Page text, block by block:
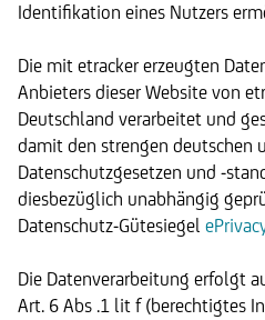
Identifikation eines Nutzers
Die mit etracker erzeugten
Anbieters dieser Website von
Deutschland verarbeitet und
damit den strengen deutschen
Datenschutzgesetzen und -
diesbezüglich unabhängig
Datenschutz-Gütesiegel
Die Datenverarbeitung erfolgt
Art. 6 Abs .1 lit f (berechtigtes